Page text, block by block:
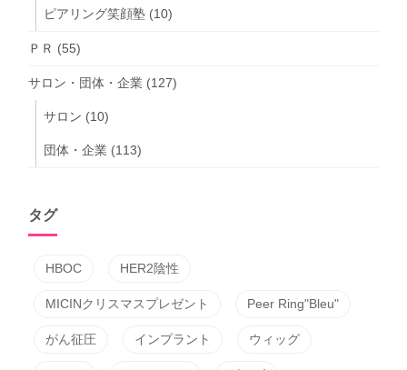
ピアリング笑顔塾 (10)
ＰＲ (55)
サロン・団体・企業 (127)
サロン (10)
団体・企業 (113)
タグ
HBOC HER2陰性
MICINクリスマスプレゼント Peer Ring"Bleu"
がん征圧 インプラント ウィッグ